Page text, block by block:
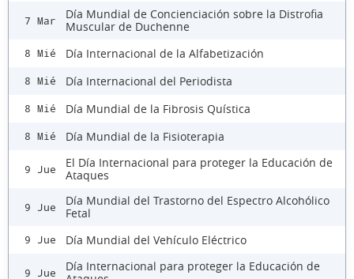
7 Mar
Día Mundial de Concienciación sobre la Distrofia
Muscular de Duchenne
8 Mié Día Internacional de la Alfabetización
8 Mié Día Internacional del Periodista
8 Mié Día Mundial de la Fibrosis Quística
8 Mié Día Mundial de la Fisioterapia
9 Jue
El Día Internacional para proteger la Educación de
Ataques
9 Jue
Día Mundial del Trastorno del Espectro Alcohólico
Fetal
9 Jue Día Mundial del Vehículo Eléctrico
9 Jue
Día Internacional para proteger la Educación de